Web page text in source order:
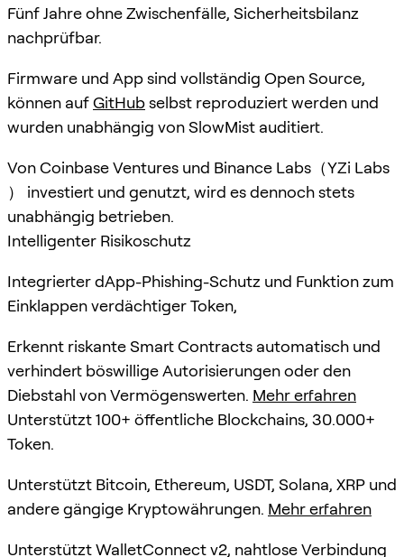
Fünf Jahre ohne Zwischenfälle, Sicherheitsbilanz
nachprüfbar.
Firmware und App sind vollständig Open Source,
können aufGitHubselbst reproduziert werden und
wurden unabhängig von SlowMist auditiert.
Von Coinbase Ventures und Binance Labs（YZi Labs
） investiert und genutzt, wird es dennoch stets
unabhängig betrieben.
Intelligenter Risikoschutz
Integrierter dApp-Phishing-Schutz und Funktion zum
Einklappen verdächtiger Token,
Erkennt riskante Smart Contracts automatisch und
verhindert böswillige Autorisierungen oder den
Diebstahl von Vermögenswerten. Mehr erfahren
Unterstützt 100+ öffentliche Blockchains, 30.000+
Token.
Unterstützt Bitcoin, Ethereum, USDT, Solana, XRP und
andere gängige Kryptowährungen. Mehr erfahren
Unterstützt WalletConnect v2, nahtlose Verbindung